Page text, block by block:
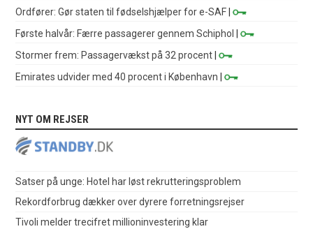
Ordfører: Gør staten til fødselshjælper for e-SAF |
Første halvår: Færre passagerer gennem Schiphol
|
Stormer frem: Passagervækst på 32 procent |
Emirates udvider med 40 procent i København |
NYT OM REJSER
Satser på unge: Hotel har løst rekrutteringsproblem
Rekordforbrug dækker over dyrere forretningsrejser
Tivoli melder trecifret millioninvestering klar